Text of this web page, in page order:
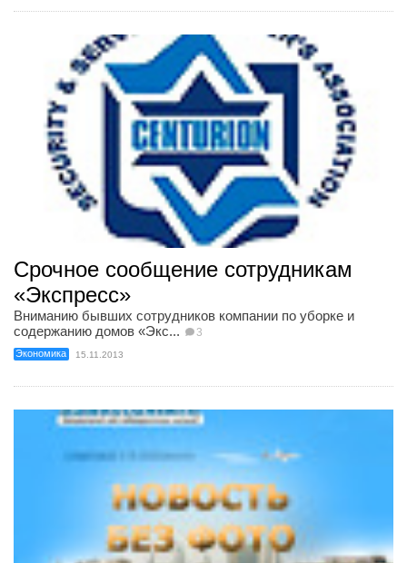
Срочное сообщение сотрудникам
«Экспресс»
Вниманию бывших сотрудников компании по уборке и
содержанию домов «Экс...
3
Экономика 15.11.2013